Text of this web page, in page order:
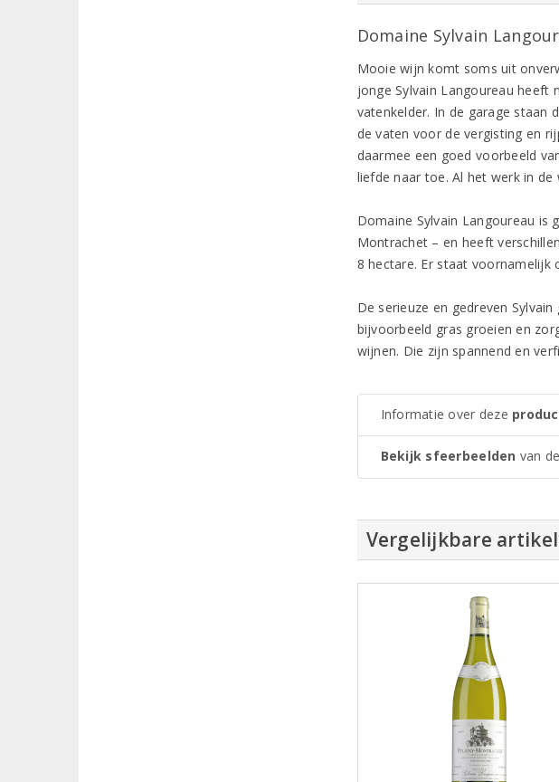
Domaine Sylvain
Mooie wijn komt soms uit
jonge Sylvain Langoureau heeft
vatenkelder. In de garage staan
de vaten voor de vergisting en
daarmee een goed voorbeeld
liefde naar toe. Al het werk in
Domaine Sylvain Langoureau is
Montrachet – en heeft
8 hectare. Er staat voornamelijk
De serieuze en gedreven
bijvoorbeeld gras groeien en
wijnen. Die zijn spannend en
Informatie over deze
Bekijk sfeerbeelden van
Vergelijkbare